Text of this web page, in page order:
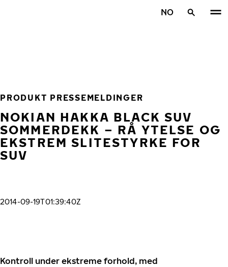
NO
PRODUKT PRESSEMELDINGER
NOKIAN HAKKA BLACK SUV
SOMMERDEKK – RÅ YTELSE OG
EKSTREM SLITESTYRKE FOR
SUV
2014-09-19T01:39:40Z
Kontroll under ekstreme forhold, med